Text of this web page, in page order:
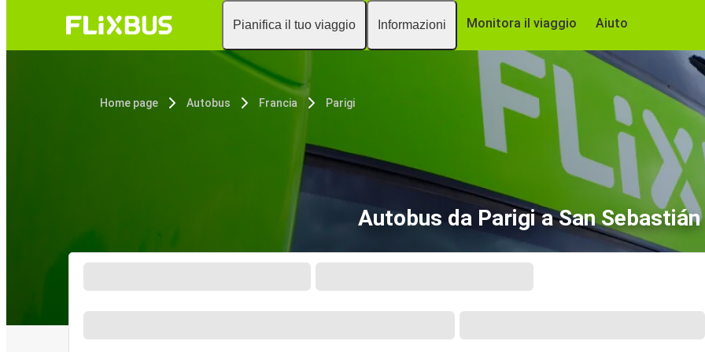
Pianifica il tuo viaggio Informazioni Monitora il viaggio Aiuto
Home page Autobus Francia Parigi
Autobus da Parigi a San Sebastián